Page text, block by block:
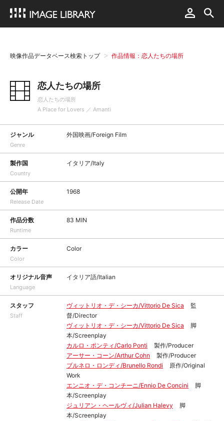
映像作品データベース検索トップ 作品情報：恋人たちの場所
恋人たちの場所
恋人たちの場所
A Place for Lovers ／ Amanti
ジャンル
Genre
外国映画/Foreign Film
製作国
Country
イタリア/Italy
公開年
Release Date
1968
作品分数
Runtime
83 MIN
カラー
Color
Color
オリジナル音声
Language
イタリア語/Italian
スタッフ
Staff
ヴィットリオ・デ・シーカ/Vittorio De Sica
監
督/Director
ヴィットリオ・デ・シーカ/Vittorio De Sica
脚
本/Screenplay
カルロ・ポンティ/Carlo Ponti
製作/Producer
アーサー・コーン/Arthur Cohn
製作/Producer
ブルネロ・ロンディ/Brunello Rondi
原作/Original
Work
エンニオ・デ・コンチーニ/Ennio De Concini
脚
本/Screenplay
ジュリアン・ヘールヴィ/Julian Halevy
脚
本/Screenplay